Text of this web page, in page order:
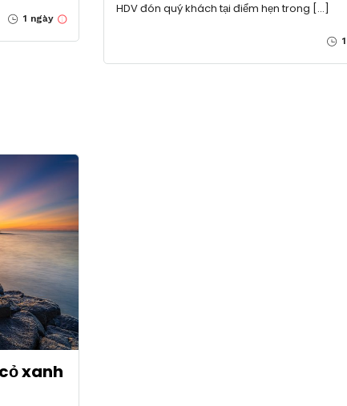
1 ngày
HDV đón quý khách tại điểm hẹn trong […]
xanh